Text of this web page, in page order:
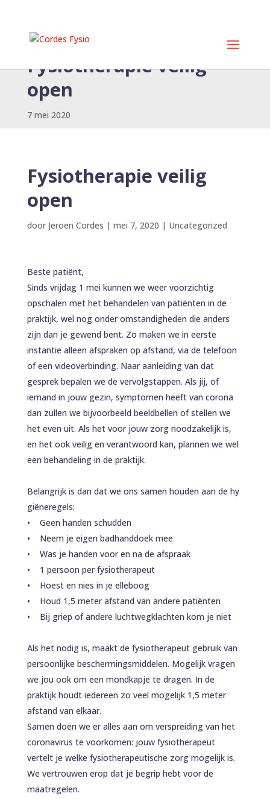
Fysiotherapie veilig
open
7 mei 2020
Fysiotherapie veilig
open
door Jeroen Cordes | mei 7, 2020 | Uncategorized
Beste patiënt,
Sinds vrijdag 1 mei kunnen we weer voorzichtig
opschalen met het behandelen van patiënten in de
praktijk, wel nog onder omstandigheden die anders
zijn dan je gewend bent. Zo maken we in eerste
instantie alleen afspraken op afstand, via de telefoon
of een videoverbinding. Naar aanleiding van dat
gesprek bepalen we de vervolgstappen. Als jij, of
iemand in jouw gezin, symptomen heeft van corona
dan zullen we bijvoorbeeld beeldbellen of stellen we
het even uit. Als het voor jouw zorg noodzakelijk is,
en het ook veilig en verantwoord kan, plannen we wel
een behandeling in de praktijk.
Belangrijk is dan dat we ons samen houden aan de hy
giëneregels:
• Geen handen schudden
• Neem je eigen badhanddoek mee
• Was je handen voor en na de afspraak
• 1 persoon per fysiotherapeut
• Hoest en nies in je elleboog
• Houd 1,5 meter afstand van andere patiënten
• Bij griep of andere luchtwegklachten kom je niet
Als het nodig is, maakt de fysiotherapeut gebruik van
persoonlijke beschermingsmiddelen. Mogelijk vragen
we jou ook om een mondkapje te dragen. In de
praktijk houdt iedereen zo veel mogelijk 1,5 meter
afstand van elkaar.
Samen doen we er alles aan om verspreiding van het
coronavirus te voorkomen: jouw fysiotherapeut
vertelt je welke fysiotherapeutische zorg mogelijk is.
We vertrouwen erop dat je begrip hebt voor de
maatregelen.